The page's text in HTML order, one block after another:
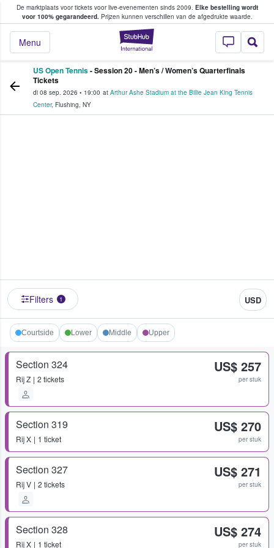
De marktplaats voor tickets voor live-evenementen sinds 2009. Elke bestelling wordt
voor 100% gegarandeerd.Prijzen kunnen verschillen van de afgedrukte waarde.
StubHub: waar
Menu
tickets kopen en verkopen
US Open Tennis- Session 20 - Men’s / Women’s Quarterfinals
Tickets
di 08 sep. 2026 • 19:00 at Arthur Ashe Stadium at the Billie Jean King Tennis
Center, Flushing, NY
Filters 1 USD
Courtside Lower Middle Upper
Section 324
RijZ 2 tickets
US$ 257
per stuk
Section 319
RijX 1 ticket
US$ 270
per stuk
Section 327
RijV 2 tickets
US$ 271
per stuk
Section 328
RijX 1 ticket
US$ 274
per stuk